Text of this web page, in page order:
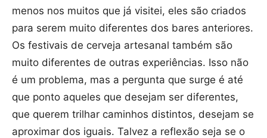
menos nos muitos que já visitei, eles são criados
para serem muito diferentes dos bares anteriores.
Os festivais de cerveja artesanal também são
muito diferentes de outras experiências. Isso não
é um problema, mas a pergunta que surge é até
que ponto aqueles que desejam ser diferentes,
que querem trilhar caminhos distintos, desejam se
aproximar dos iguais. Talvez a reflexão seja se o